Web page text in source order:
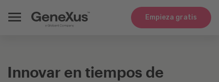
Empieza gratis
Innovar en tiempos de